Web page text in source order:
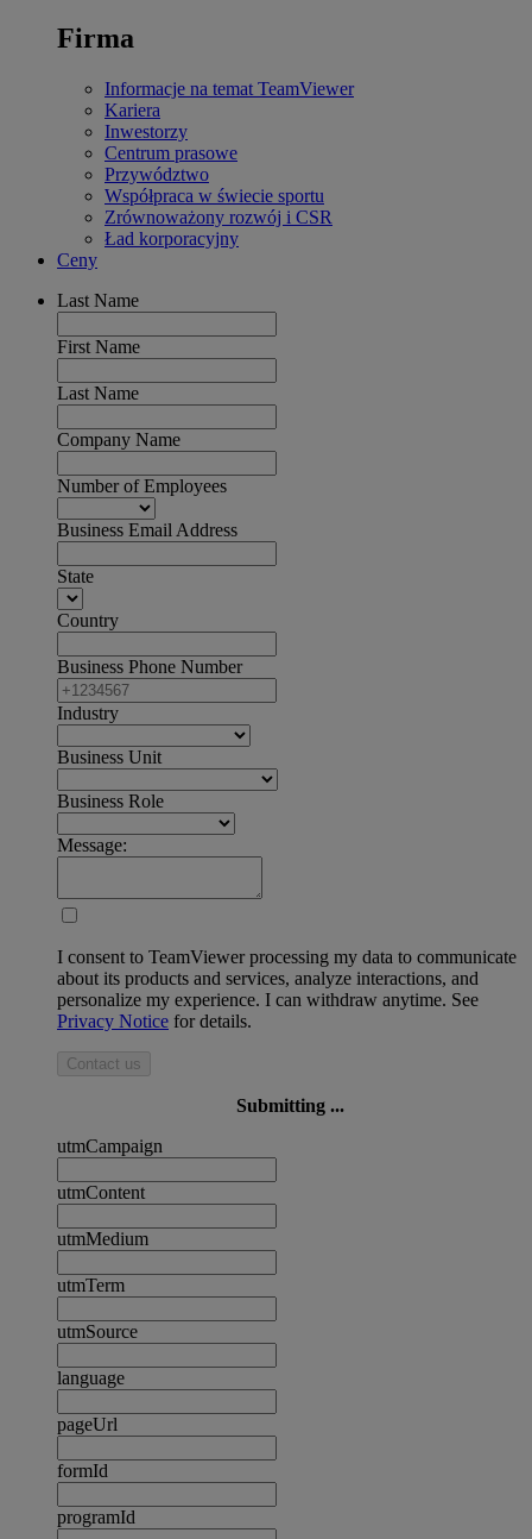
Firma
Informacje na temat TeamViewer
Kariera
Inwestorzy
Centrum prasowe
Przywództwo
Współpraca w świecie sportu
Zrównoważony rozwój i CSR
Ład korporacyjny
Ceny
Last Name
First Name
Last Name
Company Name
Number of Employees
Business Email Address
State
Country
Business Phone Number
Industry
Business Unit
Business Role
Message:
I consent to TeamViewer processing my data to communicate
about its products and services, analyze interactions, and
personalize my experience. I can withdraw anytime. See
Privacy Notice for details.
Contact us
Submitting ...
utmCampaign
utmContent
utmMedium
utmTerm
utmSource
language
pageUrl
formId
programId